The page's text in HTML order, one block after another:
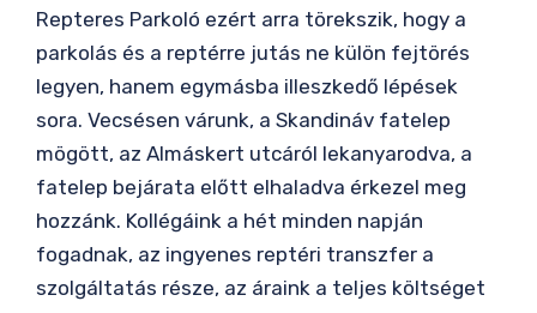
Repteres Parkoló ezért arra törekszik, hogy a
parkolás és a reptérre jutás ne külön fejtörés
legyen, hanem egymásba illeszkedő lépések
sora. Vecsésen várunk, a Skandináv fatelep
mögött, az Almáskert utcáról lekanyarodva, a
fatelep bejárata előtt elhaladva érkezel meg
hozzánk. Kollégáink a hét minden napján
fogadnak, az ingyenes reptéri transzfer a
szolgáltatás része, az áraink a teljes költséget